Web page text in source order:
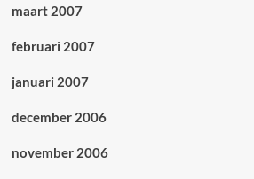
maart 2007
februari 2007
januari 2007
december 2006
november 2006